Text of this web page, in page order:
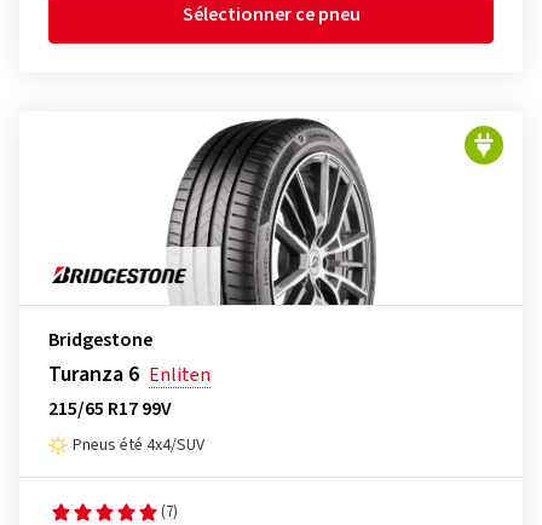
Sélectionner ce pneu
Bridgestone
Turanza 6 Enliten
215/65 R17 99V
Pneus été 4x4/SUV
(7)